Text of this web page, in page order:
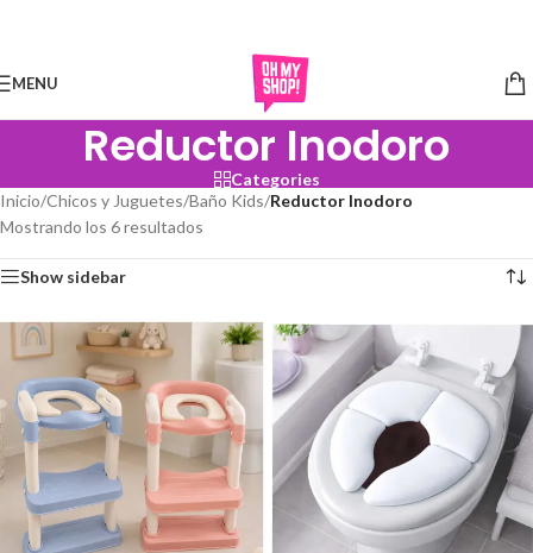
MENU
Reductor Inodoro
Categories
Inicio/Chicos y Juguetes/Baño Kids/Reductor Inodoro
Mostrando los 6 resultados
Show sidebar